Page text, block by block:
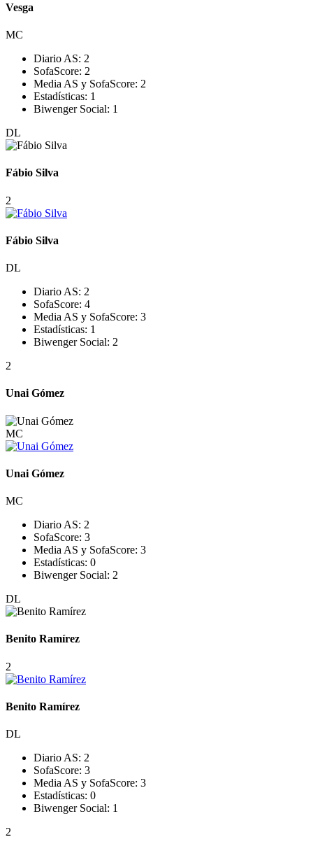
Vesga
MC
Diario AS: 2
SofaScore: 2
Media AS y SofaScore: 2
Estadísticas: 1
Biwenger Social: 1
DL
Fábio Silva
2
Fábio Silva
DL
Diario AS: 2
SofaScore: 4
Media AS y SofaScore: 3
Estadísticas: 1
Biwenger Social: 2
2
Unai Gómez
MC
Unai Gómez
MC
Diario AS: 2
SofaScore: 3
Media AS y SofaScore: 3
Estadísticas: 0
Biwenger Social: 2
DL
Benito Ramírez
2
Benito Ramírez
DL
Diario AS: 2
SofaScore: 3
Media AS y SofaScore: 3
Estadísticas: 0
Biwenger Social: 1
2